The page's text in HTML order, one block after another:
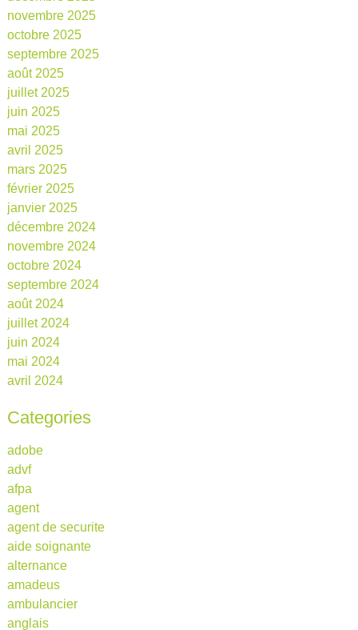
novembre 2025
octobre 2025
septembre 2025
août 2025
juillet 2025
juin 2025
mai 2025
avril 2025
mars 2025
février 2025
janvier 2025
décembre 2024
novembre 2024
octobre 2024
septembre 2024
août 2024
juillet 2024
juin 2024
mai 2024
avril 2024
Categories
adobe
advf
afpa
agent
agent de securite
aide soignante
alternance
amadeus
ambulancier
anglais